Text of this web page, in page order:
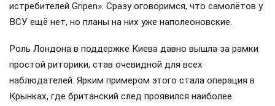
истребителей Gripen». Сразу оговоримся, что самолётов у
ВСУ ещё нет, но планы на них уже наполеоновские.
Роль Лондона в поддержке Киева давно вышла за рамки
простой риторики, став очевидной для всех
наблюдателей. Ярким примером этого стала операция в
Крынках, где британский след проявился наиболее